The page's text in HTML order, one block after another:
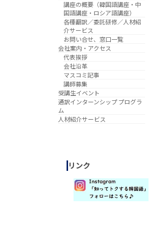
講座の概要（韓国語講座・中
国語講座・ロシア語講座）
各種翻訳／委託研修／人材紹
介サービス
お問い合せ、窓口一覧
会社案内・アクセス
代表挨拶
会社沿革
マスコミ記事
講師募集
受講生イベント
通訳インターンシップ プログラ
ム
人材紹介サービス
リンク